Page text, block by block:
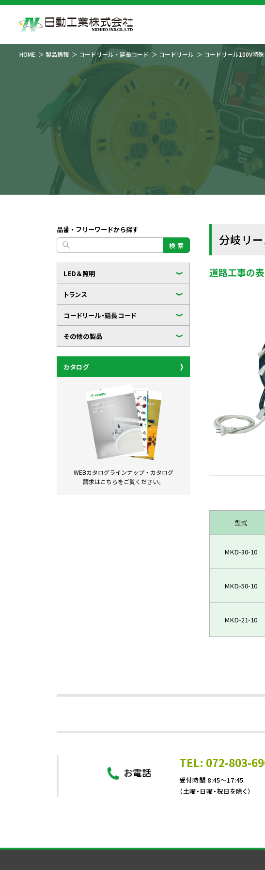
HOME 製品情報 コードリール・延長コード コードリール コードリール100V特殊
品番・フリーワードから探す
検 索
LED＆照明
トランス
コードリール・延長コード
その他の製品
カタログ
WEBカタログラインナップ・ カタログ
請求はこちらをご覧ください。
分岐リ
道路工事の
型式
MKD-30-10
MKD-50-10
MKD-21-10
お電話
TEL: 072-803-
受付時間 8:45～17:45
（土曜・日曜・祝日を除く）